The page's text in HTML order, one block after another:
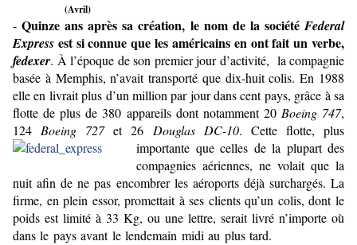
(Avril)
-Quinze ans après sa création, le nom de la sociétéFederal
Express est si connue que les américains en ont fait un verbe,
fedexer. À l’époque de son premier jour d’activité, la compagnie
basée à Memphis, n’avait transporté que dix-huit colis. En 1988
elle en livrait plus d’un million par jour dans cent pays, grâce à sa
flotte de plus de 380 appareils dont notamment 20 Boeing 747,
124 Boeing 727et 26 Douglas DC-10. Cette flotte, plus
importante que celles de la plupart des
compagnies aériennes, ne volait que la
nuit afin de ne pas encombrer les aéroports déjà surchargés. La
firme, en plein essor, promettait à ses clients qu’un colis, dont le
poids est limité à 33 Kg, ou une lettre, serait livré n’importe où
dans le pays avant le lendemain midi au plus tard.